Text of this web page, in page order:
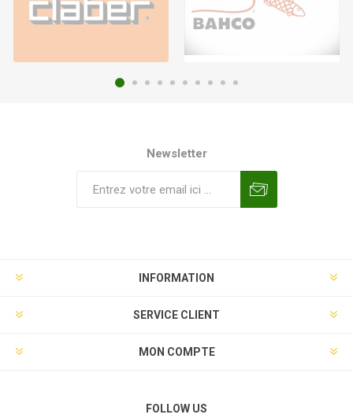
Newsletter
INFORMATION
SERVICE CLIENT
MON COMPTE
FOLLOW US